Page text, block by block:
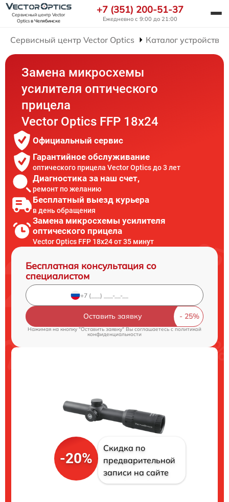
Сервисный центр Vector
Opticsв Челябинске
+7 (351) 200-51-37
Ежедневно с 9:00 до 21:00
Сервисный центр Vector Optics Каталог устройств
Замена микросхемы
усилителя оптического
прицела
Vector Optics FFP 18x24
Официальный сервис
Гарантийное обслуживание
оптического прицела Vector Optics до 3 лет
Диагностика за наш счет,
ремонт по желанию
Бесплатный выезд курьера
в день обращения
Замена микросхемы усилителя
оптического прицела
Vector Optics FFP 18x24 от 35 минут
Бесплатная консультация со
специалистом
Оставить заявку
Нажимая на кнопку "Оставить заявку" Вы соглашаетесь c политикой
конфиденциальности
-20%
Скидка по
предварительной
записи на сайте